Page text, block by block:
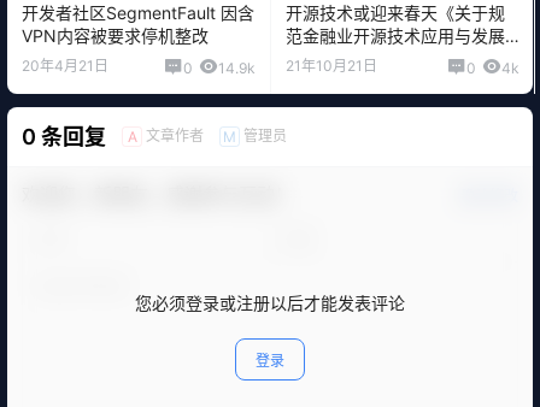
开发者社区SegmentFault 因含
VPN内容被要求停机整改
20年4月21日 0 14.9k
开源技术或迎来春天《关于规
范金融业开源技术应用与发展
的意见》发布
21年10月21日 0 4k
0 条回复 A 文章作者 M 管理员
您必须登录或注册以后才能发表评论
登录